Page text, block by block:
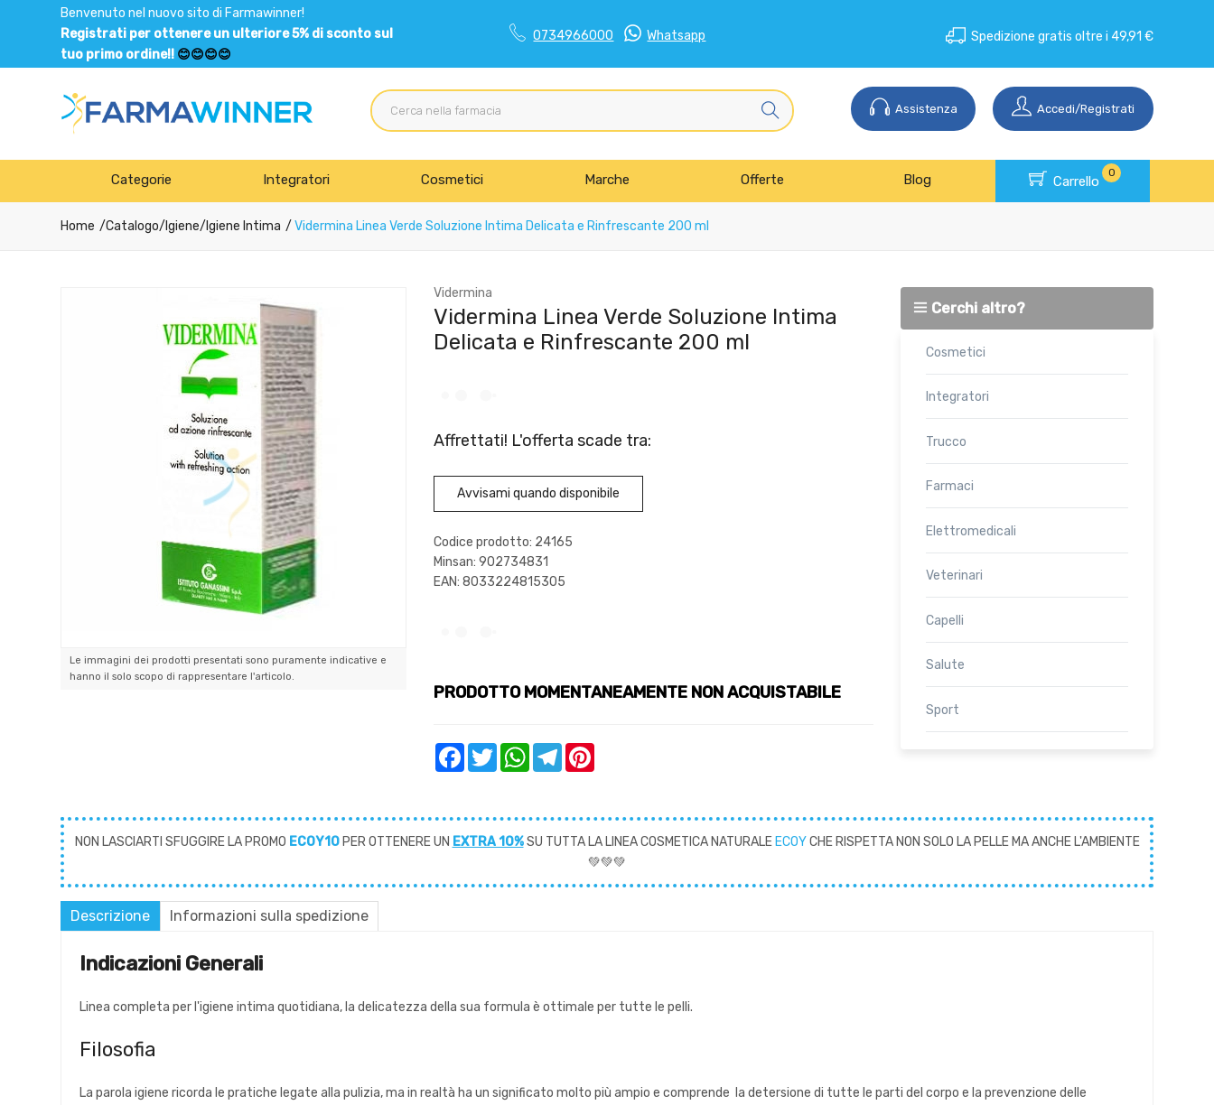
Benvenuto nel nuovo sito di Farmawinner!
Registrati per ottenere un ulteriore 5% di sconto sul
tuo primo ordine!! 😊😊😊😊
0734966000 Whatsapp Spedizione gratis oltre i 49,91 €
Assistenza Accedi/Registrati
Categorie Integratori Cosmetici Marche Offerte Blog Carrello
0
Home Catalogo/ Igiene/ Igiene Intima Vidermina Linea Verde Soluzione Intima Delicata e Rinfrescante 200 ml
Le immagini dei prodotti presentati sono puramente indicative e
hanno il solo scopo di rappresentare l'articolo.
Vidermina
Vidermina Linea Verde Soluzione Intima
Delicata e Rinfrescante 200 ml
Affrettati! L'offerta scade tra:
Avvisami quando disponibile
Codice prodotto: 24165
Minsan:902734831
EAN: 8033224815305
PRODOTTO MOMENTANEAMENTE NON ACQUISTABILE
FacebookTwitter WhatsAppTelegram
Cerchi altro?
Cosmetici
Integratori
Trucco
Farmaci
Elettromedicali
Veterinari
Capelli
Salute
Sport
NON LASCIARTI SFUGGIRE LA PROMO ECOY10PER OTTENERE UN EXTRA 10%SU TUTTA LA LINEA COSMETICA NATURALE ECOYCHE RISPETTA NON SOLO LA PELLE MA ANCHE L'AMBIENTE
💚💚💚
Descrizione Informazioni sulla spedizione
Indicazioni Generali
Linea completa per l'igiene intima quotidiana, la delicatezza della sua formula è ottimale per tutte le pelli.
Filosofia
La parola igiene ricorda le pratiche legate alla pulizia, ma in realtà ha un significato molto più ampio e comprende la detersione di tutte le parti del corpo e la prevenzione delle